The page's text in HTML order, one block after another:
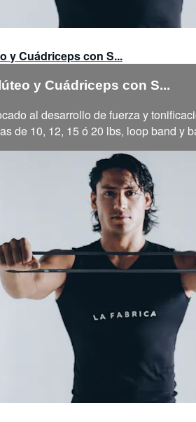
y Cuádriceps con S...
y Cuádriceps con S...
al desarrollo de fuerza y
de 10, 12, 15 ó 20 lbs, loop band y